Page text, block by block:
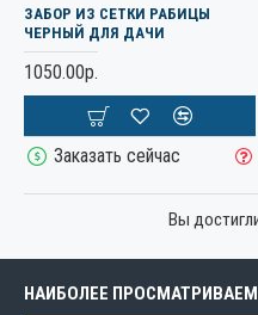
ЗАБОР ИЗ СЕТКИ РАБИЦЫ
ЧЕРНЫЙ ДЛЯ ДАЧИ
1050.00р.
Заказать сейчас
Вы
НАИБОЛЕЕ